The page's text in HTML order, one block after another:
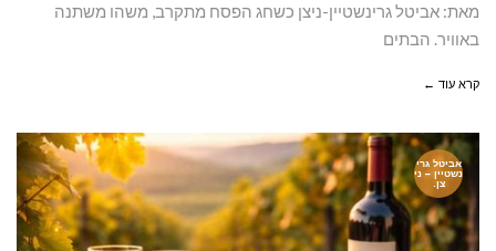
מאת: אביטל גרינשטיין-ניצן כשחג הפסח מתקרב, משהו משתנה
באוויר. הבתים
קרא עוד ←
אביטל גרי
נשטיין – ני
צן.